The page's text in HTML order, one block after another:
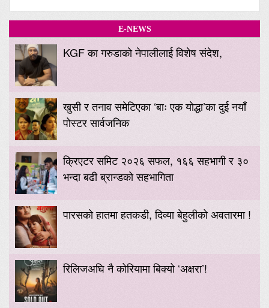
E-NEWS
KGF का गरुडाको नेपालीलाई विशेष संदेश,
खुसी र तनाव समेटिएका ‘बाः एक योद्धा’का दुई नयाँ
पोस्टर सार्वजनिक
क्रिएटर समिट २०२६ सफल, १६६ सहभागी र ३०
भन्दा बढी ब्रान्डको सहभागिता
पारसको हातमा हतकडी, दिव्या बेहुलीको अवतारमा !
रिलिजअघि नै कोरियामा बिक्यो ‘अक्षरा’!